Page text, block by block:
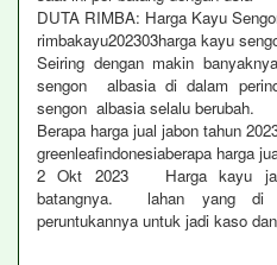
DUTA RIMBA: Harga Kayu
rimbakayu202303harga kayu
Seiring dengan makin
sengon albasia di dalam
sengon albasia selalu berubah.
Berapa harga jual jabon tahun
greenleafindonesiaberapa harga
2 Okt 2023 Harga kayu
batangnya. lahan yang di
peruntukannya untuk jadi kaso